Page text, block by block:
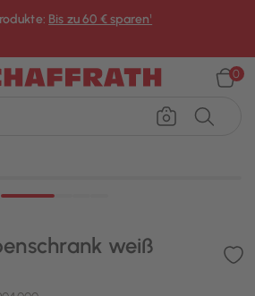
Bis zu 60 € sparen¹
0
weiß